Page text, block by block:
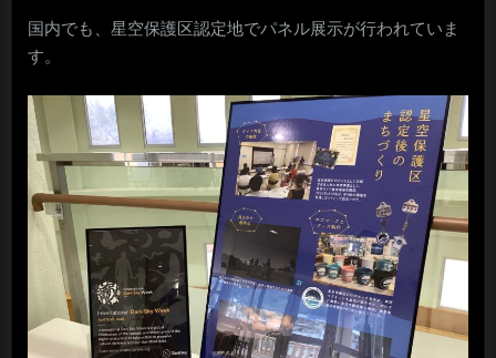
国内でも、星空保護区認定地でパネル展示が行われていま
す。